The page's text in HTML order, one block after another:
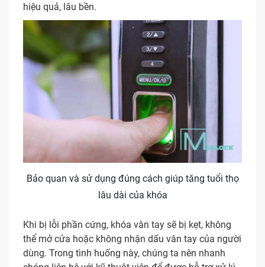
hiệu quả, lâu bền.
Bảo quan và sử dụng đúng cách giúp tăng tuổi thọ
lâu dài của khóa
Khi bị lỗi phần cứng, khóa vân tay sẽ bị kẹt, không
thể mở cửa hoặc không nhận dấu vân tay của người
dùng. Trong tình huống này, chúng ta nên nhanh